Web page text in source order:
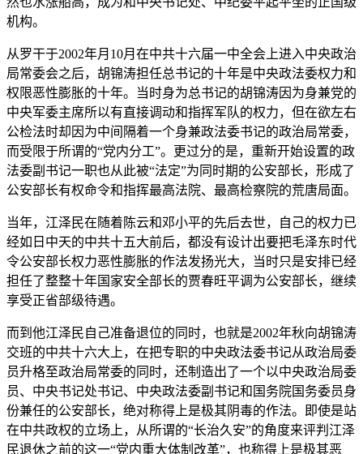
机构。
从罗干于2002年月10月在中共十六届一中全会上进入中央政治
局常委会之后，胡锦涛担任总书记的十年是中央政法委权力和
权限恶性膨胀的十年。当时身为总书记的胡锦涛因为身兼党的
中央军委主席所以有直接调动和指挥军队的权力，但在欲左右
公检法时却因为中间隔着一个身兼政法委书记的政治局常委，
而受限于所谓的“党内分工”。更过分的是，重新开始设置的政
法委副书记一职也从此被“法定”为同时期的公安部长，形成了
公安部长有权命令和指挥最高法院、最高检察院的荒唐局面。
当年，江泽民在随着陈云和邓小平的先后去世，自己的权力已
经如日中天的中共十五大前后，都没有设计出要把毛泽东时代
令公安部长权力恶性膨胀的作法发扬光大，当时只是安排已经
担任了整整十年国家安全部长的贾春旺平调为公安部长，继续
享受正省部级待遇。
而到他江泽民自己准备退位的同时，也就是2002年秋向胡锦涛
交班的中共十六大上，在把专职的中央政法委书记从政治局委
员升格至政治局常委的同时，还制造出了一个以中央政治局委
员、中央书记处书记、中央政法委副书记和国务院国务委员身
份兼任的公安部长，绝对称得上是极其阴毒的作法。即使是站
在中共政权的立场上，从所谓的“长治久安”的角度来评判江泽
民退休之前的这一“党内重大体制改革”，也称得上是极其恶